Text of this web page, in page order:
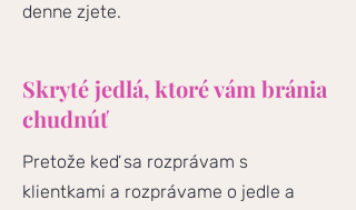
denne zjete.
Skryté jedlá, ktoré vám bránia
chudnúť
Pretože keď sa rozprávam s
klientkami a rozprávame o jedle a